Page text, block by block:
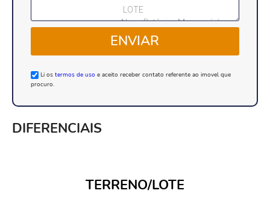
ENVIAR
Li os termos de uso e aceito receber contato referente ao imovel que
procuro.
DIFERENCIAIS
TERRENO/LOTE